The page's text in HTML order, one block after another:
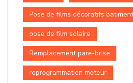
Pose de films décoratifs batiment
pose de film solaire
Remplacement pare-brise
reprogrammation moteur